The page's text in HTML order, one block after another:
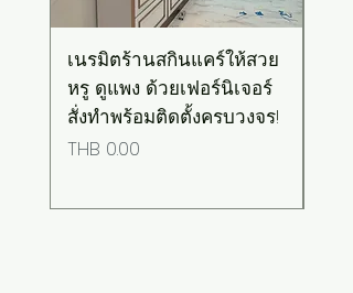
เนรมิตร้านสกินแคร์ให้สวย
หรู ดูแพง ด้วยเฟอร์นิเจอร์
สั่งทำพร้อมติดตั้งครบวงจร!
Price
THB 0.00